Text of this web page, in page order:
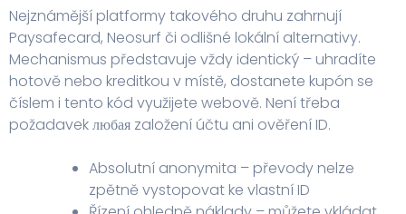
Nejznámější platformy takového druhu zahrnují
Paysafecard, Neosurf či odlišné lokální alternativy.
Mechanismus představuje vždy identický – uhradíte
hotově nebo kreditkou v místě, dostanete kupón se
číslem i tento kód využijete webově. Není třeba
požadavek любая založení účtu ani ověření ID.
Absolutní anonymita – převody nelze
zpětně vystopovat ke vlastní ID